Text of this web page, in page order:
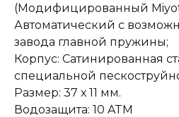
(Модифицированный
Автоматический с
завода главной пружины;
Корпус: Сатинированная
специальной
Размер: 37 х 11 мм.
Водозащита: 10 ATM